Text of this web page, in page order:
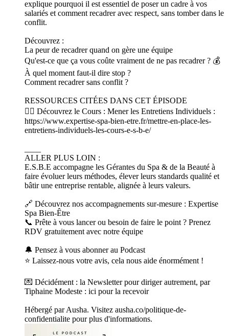
explique pourquoi il est essentiel de poser un cadre à vos
salariés et comment recadrer avec respect, sans tomber dans le
conflit.
Découvrez :
La peur de recadrer quand on gère une équipe
Qu'est-ce que ça vous coûte vraiment de ne pas recadrer ? 💰
À quel moment faut-il dire stop ?
Comment recadrer sans conflit ?
RESSOURCES CITÉES DANS CET ÉPISODE
👉🏻 Découvrez le Cours : Mener les Entretiens Individuels :
https://www.expertise-spa-bien-etre.fr/mettre-en-place-les-
entretiens-individuels-les-cours-e-s-b-e/
ALLER PLUS LOIN :
E.S.B.E accompagne les Gérantes du Spa & de la Beauté à
faire évoluer leurs méthodes, élever leurs standards qualité et
bâtir une entreprise rentable, alignée à leurs valeurs.
🔗 Découvrez nos accompagnements sur-mesure : Expertise
Spa Bien-Être
📞 Prête à vous lancer ou besoin de faire le point ? Prenez
RDV gratuitement avec notre équipe
🔔 Pensez à vous abonner au Podcast
⭐️ Laissez-nous votre avis, cela nous aide énormément !
💌 Décidément : la Newsletter pour diriger autrement, par
Tiphaine Modeste : ici pour la recevoir
Hébergé par Ausha. Visitez ausha.co/politique-de-
confidentialite pour plus d'informations.